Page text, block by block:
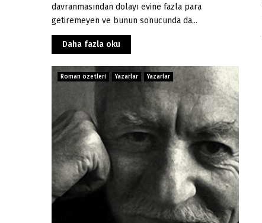
davranmasından dolayı evine fazla para
getiremeyen ve bunun sonucunda da...
Daha fazla oku
Roman özetleri Yazarlar Yazarlar